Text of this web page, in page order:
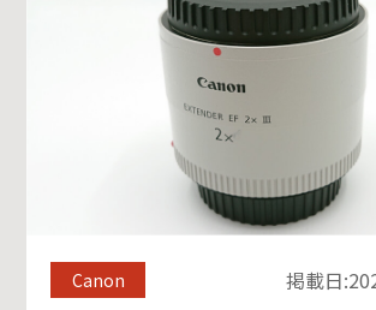
Canon
掲載日